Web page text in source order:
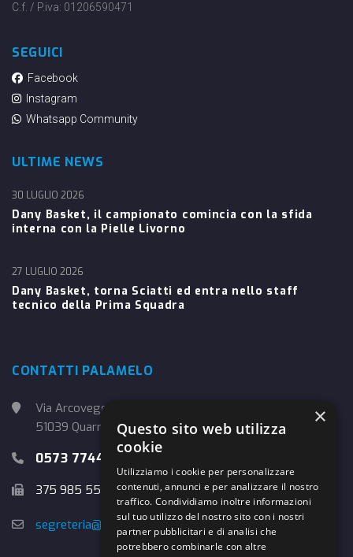
C.f. / P.iva: 01206590471
SEGUICI
Facebook
Instagram
Whatsapp Community
ULTIME NEWS
Dany Basket, il campionato comincia con la sfida
interna con la Pielle Livorno
30 LUGLIO 2026
Dany Basket, torna Sciatti ed entra nello staff
tecnico della Prima Squadra
27 LUGLIO 2026
CONTATTI PALAMELO
Via Arcoveggio, 4
51039 Quarrata (PT)
0573 774457
375 985 5526
segreteria@danybasket.it
×
Questo sito web utilizza
cookie
Utilizziamo i cookie per personalizzare
contenuti, annunci e per analizzare il nostro
traffico. Condividiamo inoltre informazioni
sul tuo utilizzo del nostro sito con i nostri
partner pubblicitari e di analisi che
potrebbero combinarle con altre